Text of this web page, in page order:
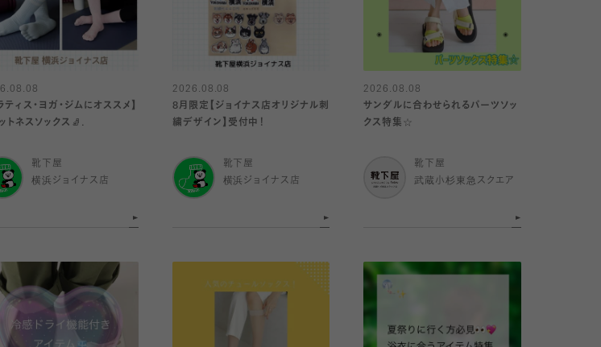
ティス・ヨガ・ジムにオススメ】
トネスソックス🧦.
靴下屋
横浜ジョイナス店
2026.08.08
8月限定【ジョイナス店オリジナル刺
繍デザイン】受付中！
靴下屋
横浜ジョイナス店
2026.08.08
サンダルに合わせられるパーツソッ
クス特集☆
靴下屋
武蔵小杉東急スクエア